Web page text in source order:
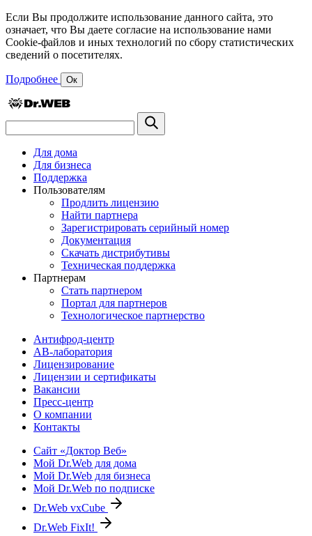
Если Вы продолжите использование данного сайта, это
означает, что Вы даете согласие на использование нами
Cookie-файлов и иных технологий по сбору статистических
сведений о посетителях.
Подробнее Ок
Для дома
Для бизнеса
Поддержка
Пользователям
Продлить лицензию
Найти партнера
Зарегистрировать серийный номер
Документация
Скачать дистрибутивы
Техническая поддержка
Партнерам
Стать партнером
Портал для партнеров
Технологическое партнерство
Антифрод-центр
АВ-лаборатория
Лицензирование
Лицензии и сертификаты
Вакансии
Пресс-центр
О компании
Контакты
Сайт «Доктор Веб»
Мой Dr.Web для дома
Мой Dr.Web для бизнеса
Мой Dr.Web по подписке
Dr.Web vxCube
Dr.Web FixIt!